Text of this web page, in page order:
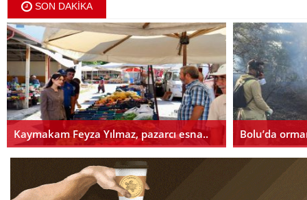
SON DAKİKA
Kaymakam Feyza Yılmaz, pazarcı esna.. Bolu’da